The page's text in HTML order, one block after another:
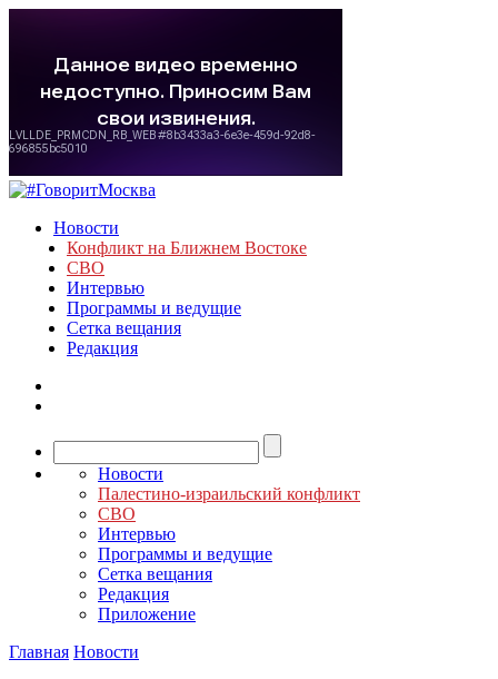
Новости
Конфликт на Ближнем Востоке
СВО
Интервью
Программы и ведущие
Сетка вещания
Редакция
Новости
Палестино-израильский конфликт
СВО
Интервью
Программы и ведущие
Сетка вещания
Редакция
Приложение
Главная Новости